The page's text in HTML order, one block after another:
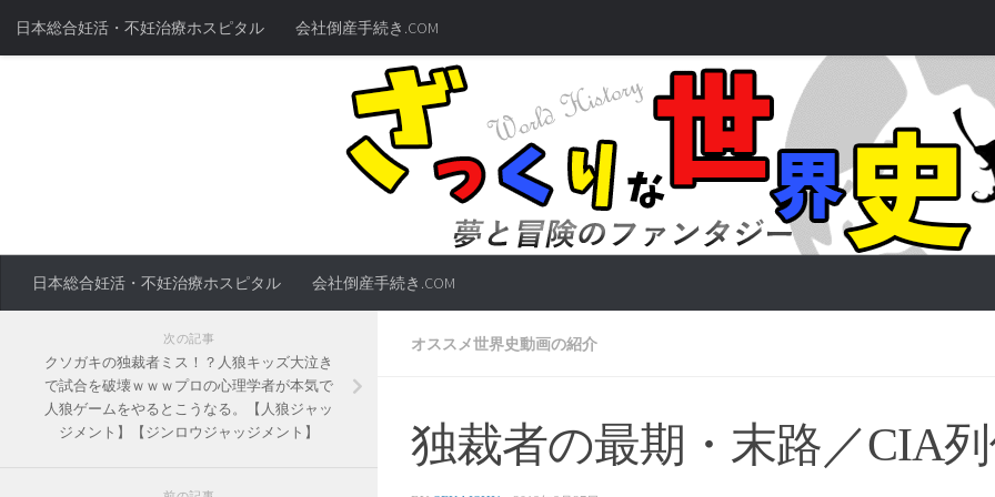
日本総合妊活・不妊治療ホスピタル 会社倒産手続き.COM
日本総合妊活・不妊治療ホスピタル 会社倒産手続き.COM
オススメ世界史動画の紹介
独裁者の最期・末路／CIA
次の記事
クソガキの独裁者ミス！？人狼キッズ大泣き
で試合を破壊ｗｗｗプロの心理学者が本気で
人狼ゲームをやるとこうなる。【人狼ジャッ
ジメント】【ジンロウジャッジメント】